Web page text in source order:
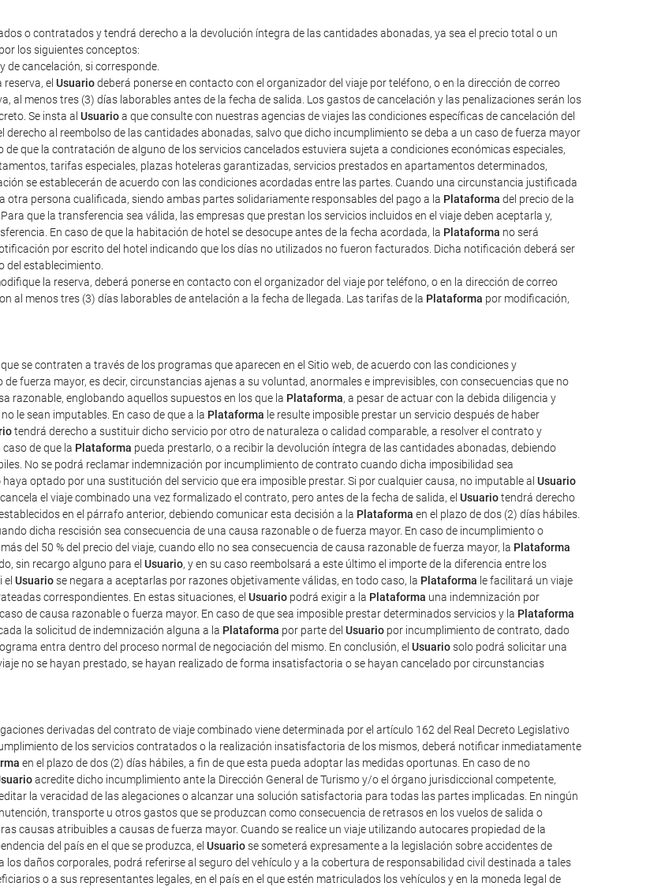
o contratados y tendrá derecho a la devolución íntegra de las cantidades abonadas, ya sea el precio total o un
por los siguientes conceptos:
cancelación, si corresponde.
el Usuariodeberá ponerse en contacto con el organizador del viaje por teléfono, o en la dirección de correo
al menos tres (3) días laborables antes de la fecha de salida. Los gastos de cancelación y las penalizaciones serán los
Se insta al Usuarioa que consulte con nuestras agencias de viajes las condiciones específicas de cancelación del
derecho al reembolso de las cantidades abonadas, salvo que dicho incumplimiento se deba a un caso de fuerza mayor
que la contratación de alguno de los servicios cancelados estuviera sujeta a condiciones económicas especiales,
tarifas especiales, plazas hoteleras garantizadas, servicios prestados en apartamentos determinados,
se establecerán de acuerdo con las condiciones acordadas entre las partes. Cuando una circunstancia justificada
otra persona cualificada, siendo ambas partes solidariamente responsables del pago a la Plataforma del precio de la
que la transferencia sea válida, las empresas que prestan los servicios incluidos en el viaje deben aceptarla y,
En caso de que la habitación de hotel se desocupe antes de la fecha acordada, la Plataforma no será
por escrito del hotel indicando que los días no utilizados no fueron facturados. Dicha notificación deberá ser
del establecimiento.
la reserva, deberá ponerse en contacto con el organizador del viaje por teléfono, o en la dirección de correo
al menos tres (3) días laborables de antelación a la fecha de llegada. Las tarifas de la Plataforma por modificación,
se contraten a través de los programas que aparecen en el Sitio web, de acuerdo con las condiciones y
fuerza mayor, es decir, circunstancias ajenas a su voluntad, anormales e imprevisibles, con consecuencias que no
razonable, englobando aquellos supuestos en los que la Plataforma, a pesar de actuar con la debida diligencia y
le sean imputables. En caso de que a la Plataforma le resulte imposible prestar un servicio después de haber
tendrá derecho a sustituir dicho servicio por otro de naturaleza o calidad comparable, a resolver el contrato y
de que la Plataforma pueda prestarlo, o a recibir la devolución íntegra de las cantidades abonadas, debiendo
No se podrá reclamar indemnización por incumplimiento de contrato cuando dicha imposibilidad sea
haya optado por una sustitución del servicio que era imposible prestar. Si por cualquier causa, no imputable al Usuario
cancela el viaje combinado una vez formalizado el contrato, pero antes de la fecha de salida, el Usuariotendrá derecho
en el párrafo anterior, debiendo comunicar esta decisión a la Plataforma en el plazo de dos (2) días hábiles.
dicha rescisión sea consecuencia de una causa razonable o de fuerza mayor. En caso de incumplimiento o
del 50 % del precio del viaje, cuando ello no sea consecuencia de causa razonable de fuerza mayor, la Plataforma
sin recargo alguno para el Usuario, y en su caso reembolsará a este último el importe de la diferencia entre los
Usuariose negara a aceptarlas por razones objetivamente válidas, en todo caso, la Plataforma le facilitará un viaje
correspondientes. En estas situaciones, el Usuario podrá exigir a la Plataforma una indemnización por
de causa razonable o fuerza mayor. En caso de que sea imposible prestar determinados servicios y la Plataforma
la solicitud de indemnización alguna a la Plataforma por parte del Usuario por incumplimiento de contrato, dado
entra dentro del proceso normal de negociación del mismo. En conclusión, el Usuariosolo podrá solicitar una
no se hayan prestado, se hayan realizado de forma insatisfactoria o se hayan cancelado por circunstancias
derivadas del contrato de viaje combinado viene determinada por el artículo 162 del Real Decreto Legislativo
de los servicios contratados o la realización insatisfactoria de los mismos, deberá notificar inmediatamente
en el plazo de dos (2) días hábiles, a fin de que esta pueda adoptar las medidas oportunas. En caso de no
acredite dicho incumplimiento ante la Dirección General de Turismo y/o el órgano jurisdiccional competente,
la veracidad de las alegaciones o alcanzar una solución satisfactoria para todas las partes implicadas. En ningún
transporte u otros gastos que se produzcan como consecuencia de retrasos en los vuelos de salida o
causas atribuibles a causas de fuerza mayor. Cuando se realice un viaje utilizando autocares propiedad de la
del país en el que se produzca, el Usuariose someterá expresamente a la legislación sobre accidentes de
daños corporales, podrá referirse al seguro del vehículo y a la cobertura de responsabilidad civil destinada a tales
o a sus representantes legales, en el país en el que estén matriculados los vehículos y en la moneda legal de